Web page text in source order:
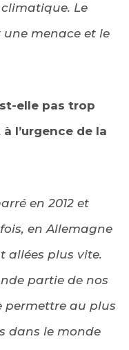
Le
menace et le
elle pas trop
l’urgence de la
en 2012 et
en Allemagne
allées plus vite.
partie de nos
permettre au plus
dans le monde